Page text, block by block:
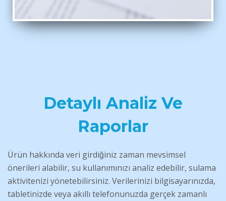
Detaylı Analiz Ve
Raporlar
Ürün hakkında veri girdiğiniz zaman mevsimsel
önerileri alabilir, su kullanımınızı analiz edebilir, sulama
aktivitenizi yönetebilirsiniz. Verilerinizi bilgisayarınızda,
tabletinizde veya akıllı telefonunuzda gerçek zamanlı